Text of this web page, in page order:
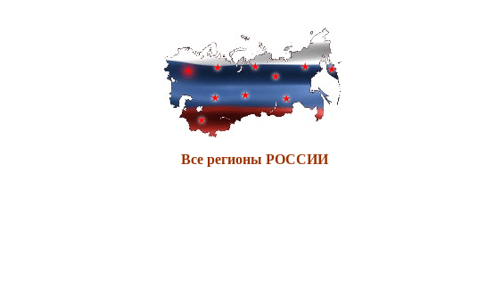
Все регионы РОССИИ